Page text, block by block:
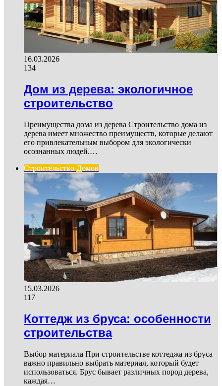
16.03.2026
134
Дом из дерева: экологичное
строительство
Преимущества дома из дерева Строительство дома из
дерева имеет множество преимуществ, которые делают
его привлекательным выбором для экологически
осознанных людей.…
Строительство Домов
15.03.2026
117
Коттедж из бруса: особенности
строительства
Выбор материала При строительстве коттеджа из бруса
важно правильно выбрать материал, который будет
использоваться. Брус бывает различных пород дерева,
каждая…